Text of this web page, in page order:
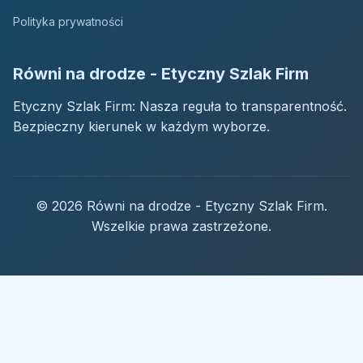
Polityka prywatności
Równi na drodze - Etyczny Szlak Firm
Etyczny Szlak Firm: Nasza reguła to transparentność.
Bezpieczny kierunek w każdym wyborze.
© 2026 Równi na drodze - Etyczny Szlak Firm.
Wszelkie prawa zastrzeżone.